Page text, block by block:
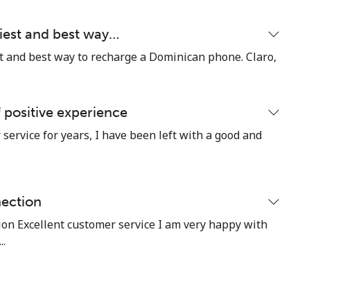
→
and best way…
and best way to recharge a Dominican phone. Claro,
experience
for years, I have been left with a good and
Excellent customer service I am very happy with